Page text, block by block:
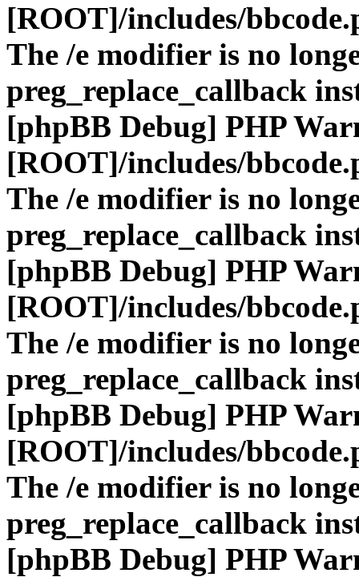
[ROOT]/includes/
The /e modifier is no
preg_replace_callback
[phpBB Debug] PHP
[ROOT]/includes/
The /e modifier is no
preg_replace_callback
[phpBB Debug] PHP
[ROOT]/includes/
The /e modifier is no
preg_replace_callback
[phpBB Debug] PHP
[ROOT]/includes/
The /e modifier is no
preg_replace_callback
[phpBB Debug] PHP